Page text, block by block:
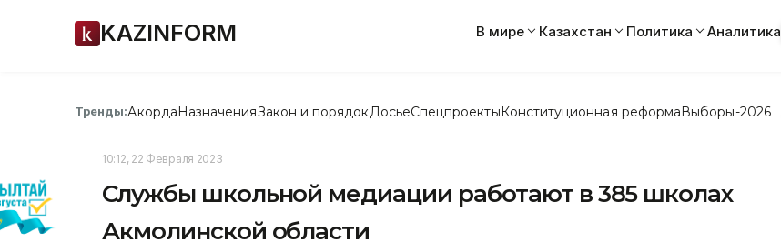
KAZINFORM В мире Казахстан Политика Аналитика
Тренды:АкордаНазначенияЗакон и порядок ДосьеСпецпроектыКонституционная реформаВыборы-2026
10:12, 22 Февраля 2023
Службы школьной медиации работают в 385 школах
Акмолинской области